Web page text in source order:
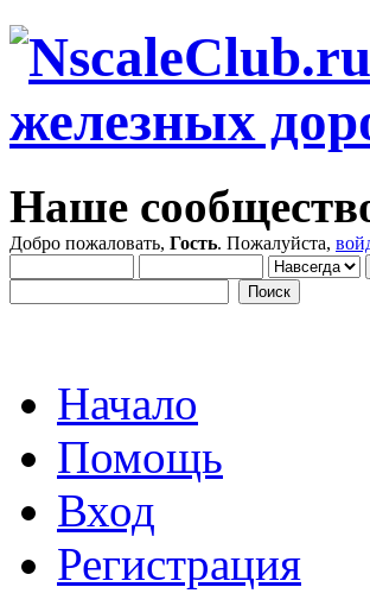
Наше
Добро пожаловать, Гость. Пожалуйста,
Начало
Помощь
Вход
Регистрация